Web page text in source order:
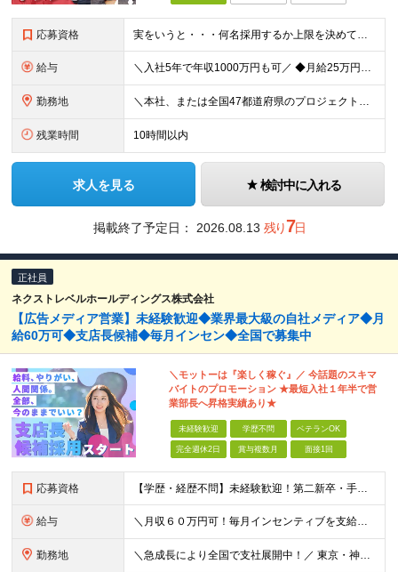
応募資格 実をいうと・・・何名採用するか上限を決めていません！ なので、カルチャーフィットする方は【全員採用】します！ ＼弊社のカルチャーに合う方／ □人に喜んでもらうことが好き □何かに打ち込む人を応援した
給与 ＼入社5年で年収1000万円も可／ ◆月給25万円～70万円＋賞与 ※経験・能力などを考慮の上、決定いたします。 ※残業代は別途全額支給いたします。 ※試用期間は6ヶ月です。その間の雇用形態は契約
勤務地 ＼本社、または全国47都道府県のプロジェクト先／ ◎希望に合わせた勤務地でご活躍いただけます！ ◎引っ越しを伴う転勤はございません。 【本社】 東京都中央区銀座1-7-16 コミット銀座ビル4F
残業時間 10時間以内
求人を見る 検討中に入れる
掲載終了予定日： 2026.08.13 残り7日
正社員
ネクストレベルホールディングス株式会社
【広告メディア営業】未経験歓迎◆業界最大級の自社メディア◆月
給60万可◆支店長候補◆毎月インセン◆全国で募集中
＼モットーは『楽しく稼ぐ』／ 今話題のスキマ
バイトのプロモーション ★最短⼊社１年半で営
業部⻑へ昇格実績あり★
未経験歓迎 学歴不問 ベテランOK
完全週休2日 賞与複数月 面接1回
応募資格 【学歴・経歴不問】未経験歓迎！第⼆新卒・⼿に職をつけたい・新たな挑戦者⼤歓迎！⼈柄・意欲重視の採⽤♪ ＼これまでの経験・スキルは⼀切不問／ 新たな⼀歩を全⼒で応援します！ ★経歴・学歴不問 ★未経
給与 ＼⽉収６０万円可！毎⽉インセンティブを⽀給／ ⽉給３０万円〜+ダブルインセンティブ（個⼈+⽀店達成率に応じて） ※営業⼿当含む ▼下記固定残業代を含みます ・関東圏：5万8000円〜（⽉36h分）＋
勤務地 ＼急成⻑により全国で⽀社展開中！／ 東京・神奈川・埼⽟・千葉・⼤阪・名古屋・神⼾・新潟・⾦沢・京都・広島・福岡などで募集中！ ★東京、⼤阪、名古屋、福岡は急募のため、特に選考優遇します★ ◎勤務地は